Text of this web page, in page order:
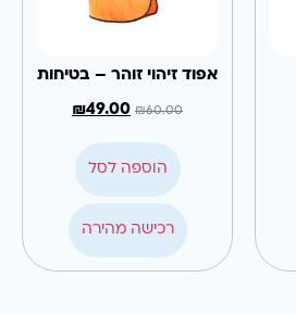
אפוד זיהוי זוהר – בטיחות
₪60.00
₪49.00
הוספה לסל
רכישה מהירה